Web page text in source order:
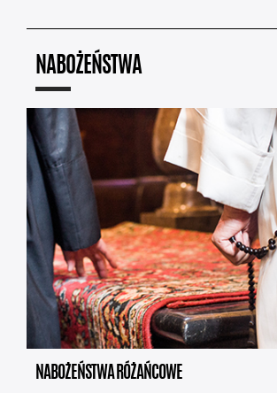
NABOŻEŃSTWA
NABOŻEŃSTWA RÓŻAŃCOWE